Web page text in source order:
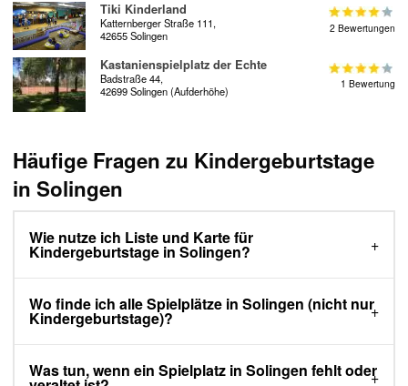
Tiki Kinderland
Katternberger Straße 111,
42655 Solingen
2 Bewertungen
Kastanienspielplatz der Echte
Badstraße 44,
42699 Solingen (Aufderhöhe)
1 Bewertung
Häufige Fragen zu Kindergeburtstage
in Solingen
Wie nutze ich Liste und Karte für
Kindergeburtstage in Solingen?
Wo finde ich alle Spielplätze in Solingen (nicht nur
Kindergeburtstage)?
Was tun, wenn ein Spielplatz in Solingen fehlt oder